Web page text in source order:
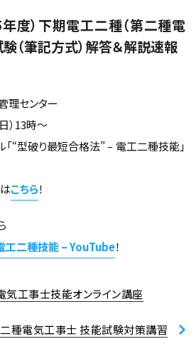
度）下期電工二種（第二種電
（筆記方式）解答＆解説速報
理センター
）13時～
“型破り最短合格法” – 電工二種技能」
こちら！
工二種技能 – YouTube！
気工事士技能オンライン講座
二種電気工事士 技能試験対策講習